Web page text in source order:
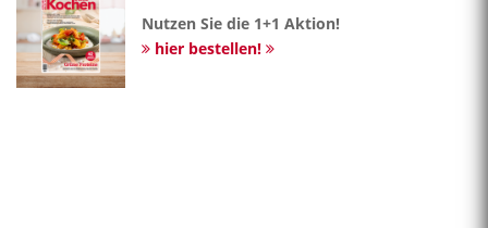
Nutzen Sie die 1+1 Aktion!
hier bestellen!